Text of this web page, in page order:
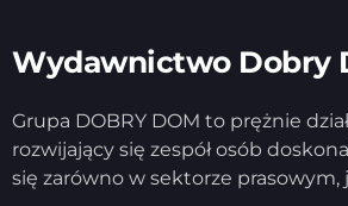
Wydawnictwo Dobry
Grupa DOBRY DOM to prężnie
rozwijający się zespół osób
się zarówno w sektorze prasowym,